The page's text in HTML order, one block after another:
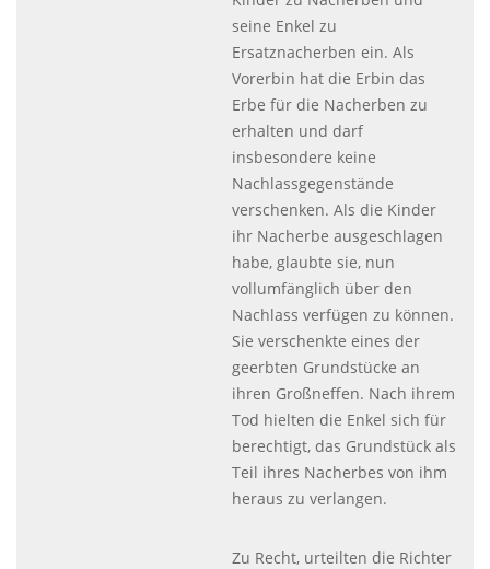
seine Enkel zu
Ersatznacherben ein. Als
Vorerbin hat die Erbin das
Erbe für die Nacherben zu
erhalten und darf
insbesondere keine
Nachlassgegenstände
verschenken. Als die Kinder
ihr Nacherbe ausgeschlagen
habe, glaubte sie, nun
vollumfänglich über den
Nachlass verfügen zu können.
Sie verschenkte eines der
geerbten Grundstücke an
ihren Großneffen. Nach ihrem
Tod hielten die Enkel sich für
berechtigt, das Grundstück als
Teil ihres Nacherbes von ihm
heraus zu verlangen.
Zu Recht, urteilten die Richter